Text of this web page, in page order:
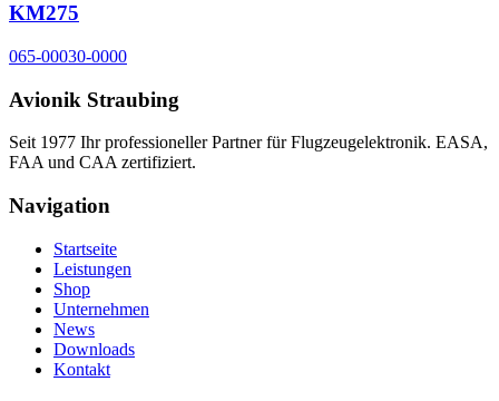
KM275
065-00030-0000
Avionik Straubing
Seit 1977 Ihr professioneller Partner für Flugzeugelektronik. EASA,
FAA und CAA zertifiziert.
Navigation
Startseite
Leistungen
Shop
Unternehmen
News
Downloads
Kontakt